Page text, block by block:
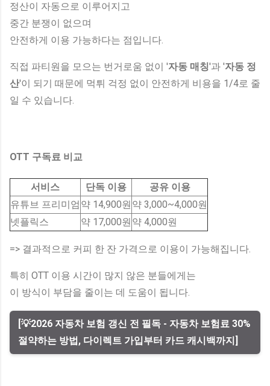
정산이 자동으로 이루어지고
중간 분쟁이 없으며
안전하게 이용 가능하다는 점입니다.
직접 파티원을 모으는 번거로움 없이 '자동 매칭'과 '자동 정
산'이 되기 때문에 먹튀 걱정 없이 안전하게 비용을 1/4로 줄
일 수 있습니다.
OTT 구독료 비교
서비스 단독 이용
공유 이용
유튜브 프리미엄 약 14,900원 약 3,000~4,000원
넷플릭스
약 17,000원 약 4,000원
=> 결과적으로 커피 한 잔 가격으로 이용이 가능해집니다.
특히 OTT 이용 시간이 많지 않은 분들에게는
이 방식이 부담을 줄이는 데 도움이 됩니다.
[💡2026 자동차 보험 갱신 전 필독 - 자동차 보험료 30%
절약하는 방법, 다이렉트 가입부터 카드 캐시백까지]